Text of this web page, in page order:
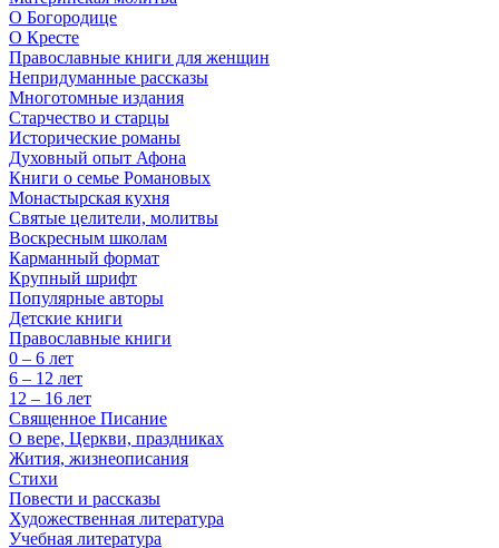
О Богородице
О Кресте
Православные книги для женщин
Непридуманные рассказы
Многотомные издания
Старчество и старцы
Исторические романы
Духовный опыт Афона
Книги о семье Романовых
Монастырская кухня
Святые целители, молитвы
Воскресным школам
Карманный формат
Крупный шрифт
Популярные авторы
Детские книги
Православные книги
0 – 6 лет
6 – 12 лет
12 – 16 лет
Священное Писание
О вере, Церкви, праздниках
Жития, жизнеописания
Стихи
Повести и рассказы
Художественная литература
Учебная литература